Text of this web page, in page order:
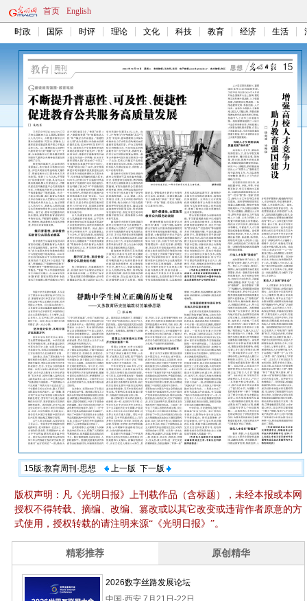
首页 English
时政 国际 时评 理论 文化 科技 教育 经济 生活
15版:教育周刊·思想 上一版 下一版
版权声明：凡《光明日报》上刊载作品（含标题），未经本报或本网
授权不得转载、摘编、改编、篡改或以其它改变或违背作者原意的方
式使用，授权转载的请注明来源“《光明日报》”。